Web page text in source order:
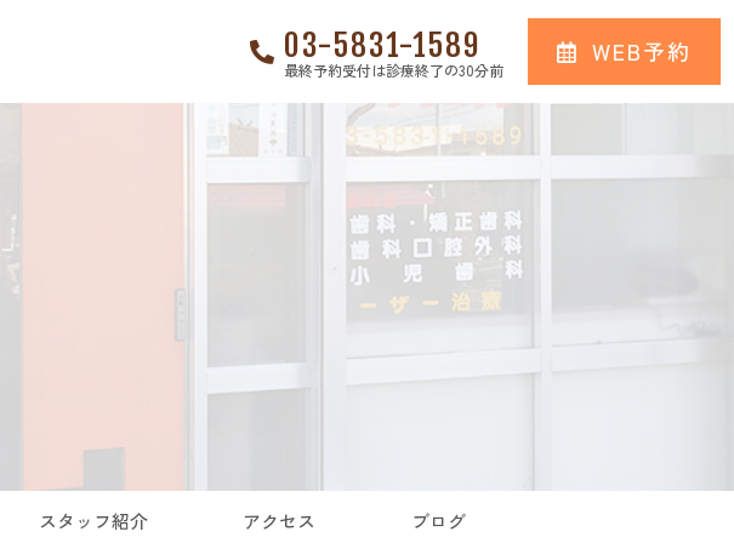
03-5831-1589
最終予約受付は診療終了の30分前
WEB予約
スタッフ紹介 アクセス ブログ